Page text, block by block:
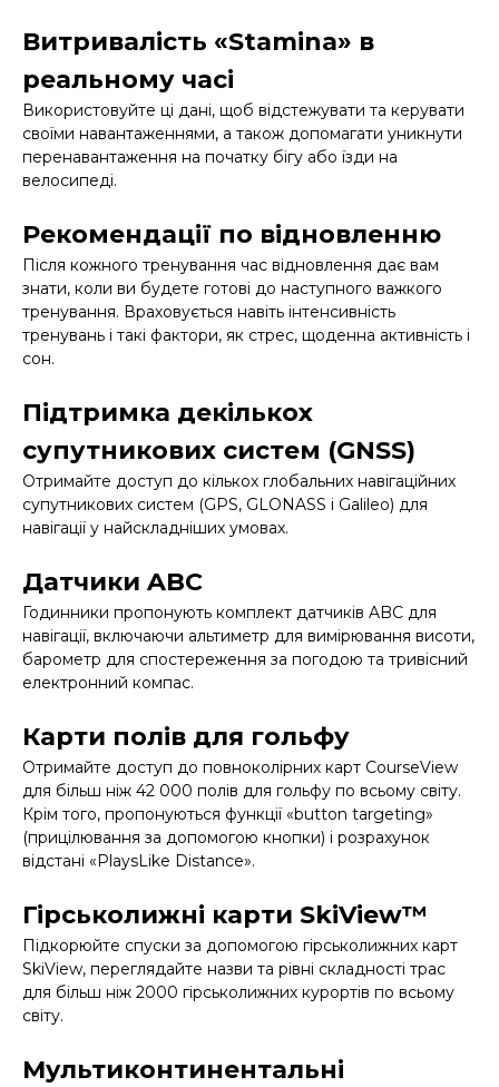
Витривалість «Stamina» в
реальному часі
Використовуйте ці дані, щоб відстежувати та керувати
своїми навантаженнями, а також допомагати уникнути
перенавантаження на початку бігу або їзди на
велосипеді.
Рекомендації по відновленню
Після кожного тренування час відновлення дає вам
знати, коли ви будете готові до наступного важкого
тренування. Враховується навіть інтенсивність
тренувань і такі фактори, як стрес, щоденна активність і
сон.
Підтримка декількох
супутникових систем (GNSS)
Отримайте доступ до кількох глобальних навігаційних
супутникових систем (GPS, GLONASS і Galileo) для
навігації у найскладніших умовах.
Датчики ABC
Годинники пропонують комплект датчиків ABC для
навігації, включаючи альтиметр для вимірювання висоти,
барометр для спостереження за погодою та тривісний
електронний компас.
Карти полів для гольфу
Отримайте доступ до повноколірних карт CourseView
для більш ніж 42 000 полів для гольфу по всьому світу.
Крім того, пропонуються функції «button targeting»
(прицілювання за допомогою кнопки) і розрахунок
відстані «PlaysLike Distance».
Гірськолижні карти SkiView™
Підкорюйте спуски за допомогою гірськолижних карт
SkiView, переглядайте назви та рівні складності трас
для більш ніж 2000 гірськолижних курортів по всьому
світу.
Мультиконтинентальні